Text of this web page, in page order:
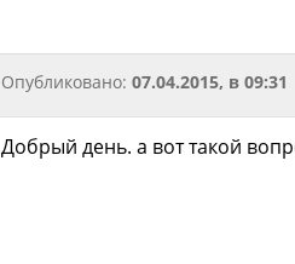
Опубликовано: 07.04.2015, в 09:31
Добрый день. а вот такой